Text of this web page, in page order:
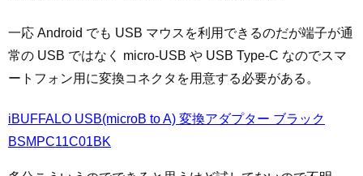
一応 Android でも USB マウスを利用できるのだが端子が通
常の USB ではなく micro-USB や USB Type-C なのでスマ
ートフォン用に変換コネクタを用意する必要がある。
iBUFFALO USB(microB to A) 変換アダプター ブラック
BSMPC11C01BK